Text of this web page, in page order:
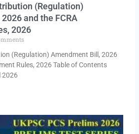
(Regulation)
and the FCRA
2026
(Regulation) Amendment Bill, 2026
Rules, 2026 Table of Contents
2026